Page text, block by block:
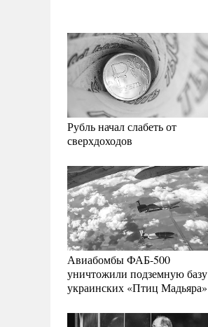
Рубль начал слабеть от
сверхдоходов
Авиабомбы ФАБ-500
уничтожили подземную базу
украинских «Птиц Мадьяра»